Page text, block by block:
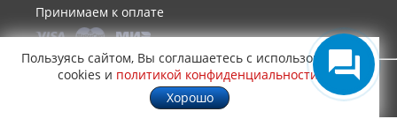
Принимаем к оплате
© 2003—2026AUTO2.RU™ интернет магазин
запчастей для иномарок в Москве
0,7246
Пользуясь сайтом, Вы соглашаетесь с использованием
cookies и политикой конфиденциальности
Хорошо